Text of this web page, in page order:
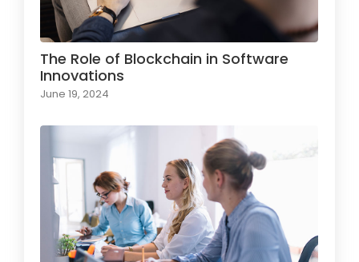
The Role of Blockchain in Software
Innovations
June 19, 2024